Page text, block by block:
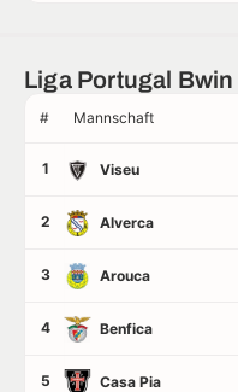
Liga Portugal Bwin
# Mannschaft
1 Viseu
2 Alverca
3 Arouca
4 Benfica
5 Casa Pia